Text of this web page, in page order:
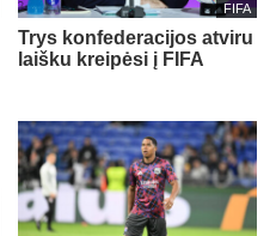
FIFA
Trys konfederacijos atviru
laišku kreipėsi į FIFA